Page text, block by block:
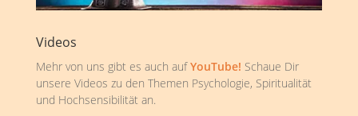
Videos
Mehr von uns gibt es auch aufYouTube! Schaue Dir
unsere Videos zu den Themen Psychologie, Spiritualität
und Hochsensibilität an.